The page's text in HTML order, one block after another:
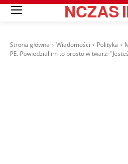
NCZAS
Strona główna Wiadomości Polityka
PE. Powiedział im to prosto w twarz: